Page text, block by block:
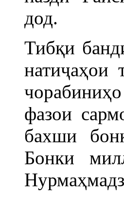
дод.
Тибқи
натиҷаҳои
фазои
бахши
Бонки